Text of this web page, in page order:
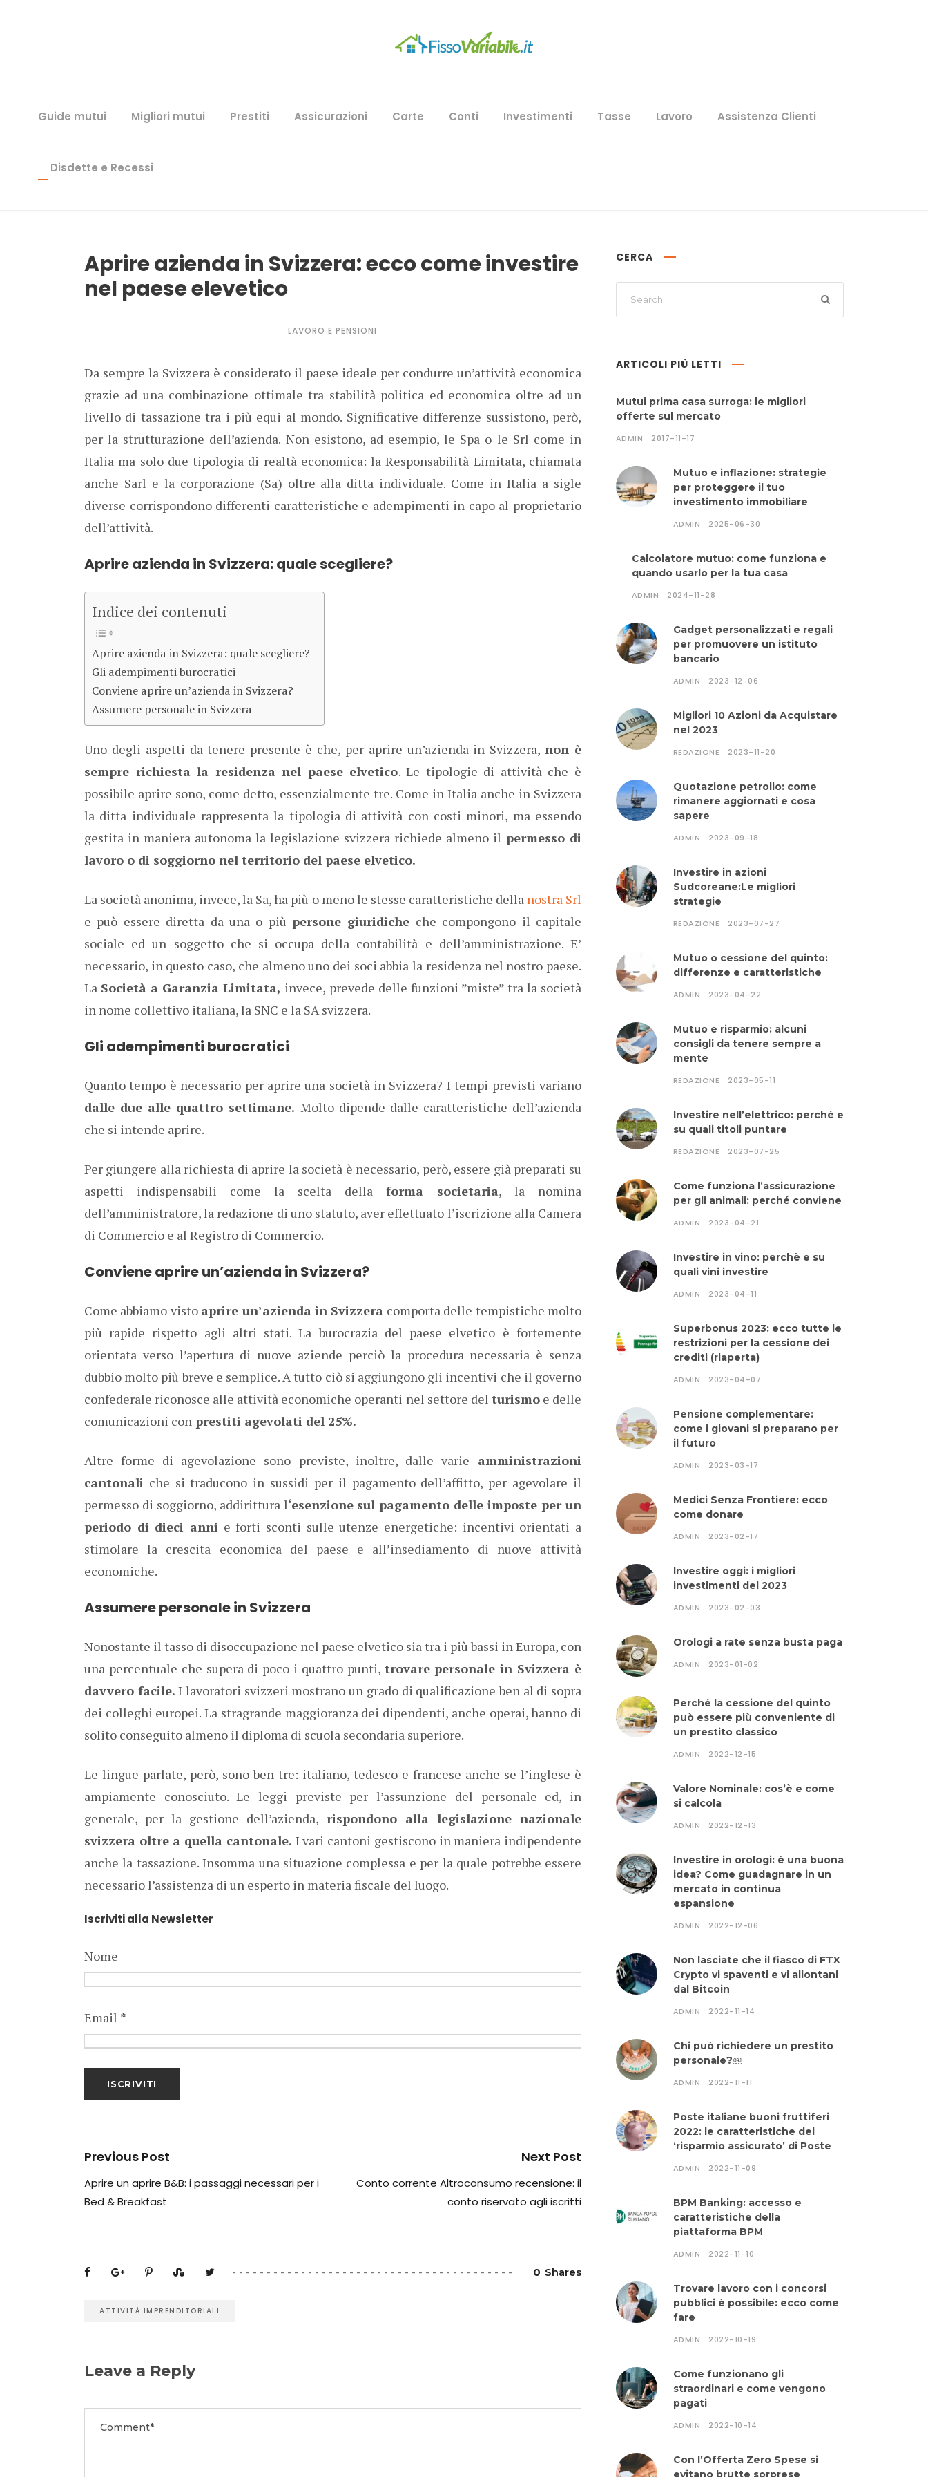
Guide mutui Migliori mutui Prestiti Assicurazioni Carte Conti Investimenti Tasse Lavoro Assistenza Clienti
Disdette e Recessi
Aprire azienda in Svizzera: ecco come investire
nel paese elevetico
LAVORO E PENSIONI
Da sempre la Svizzera è considerato il paese ideale per condurre un’attività economica
grazie ad una combinazione ottimale tra stabilità politica ed economica oltre ad un
livello di tassazione tra i più equi al mondo. Significative differenze sussistono, però,
per la strutturazione dell’azienda. Non esistono, ad esempio, le Spa o le Srl come in
Italia ma solo due tipologia di realtà economica: la Responsabilità Limitata, chiamata
anche Sarl e la corporazione (Sa) oltre alla ditta individuale. Come in Italia a sigle
diverse corrispondono differenti caratteristiche e adempimenti in capo al proprietario
dell’attività.
Aprire azienda in Svizzera: quale scegliere?
Indice dei contenuti
Aprire azienda in Svizzera: quale scegliere?
Gli adempimenti burocratici
Conviene aprire un’azienda in Svizzera?
Assumere personale in Svizzera
Uno degli aspetti da tenere presente è che, per aprire un’azienda in Svizzera, non è
sempre richiesta la residenza nel paese elvetico. Le tipologie di attività che è
possibile aprire sono, come detto, essenzialmente tre. Come in Italia anche in Svizzera
la ditta individuale rappresenta la tipologia di attività con costi minori, ma essendo
gestita in maniera autonoma la legislazione svizzera richiede almeno il permesso di
lavoro o di soggiorno nel territorio del paese elvetico.
La società anonima, invece, la Sa, ha più o meno le stesse caratteristiche della nostra Srl
e può essere diretta da una o più persone giuridiche che compongono il capitale
sociale ed un soggetto che si occupa della contabilità e dell’amministrazione. E’
necessario, in questo caso, che almeno uno dei soci abbia la residenza nel nostro paese.
La Società a Garanzia Limitata, invece, prevede delle funzioni ”miste” tra la società
in nome collettivo italiana, la SNC e la SA svizzera.
Gli adempimenti burocratici
Quanto tempo è necessario per aprire una società in Svizzera? I tempi previsti variano
dalle due alle quattro settimane. Molto dipende dalle caratteristiche dell’azienda
che si intende aprire.
Per giungere alla richiesta di aprire la società è necessario, però, essere già preparati su
aspetti indispensabili come la scelta della forma societaria, la nomina
dell’amministratore, la redazione di uno statuto, aver effettuato l’iscrizione alla Camera
di Commercio e al Registro di Commercio.
Conviene aprire un’azienda in Svizzera?
Come abbiamo visto aprire un’azienda in Svizzera comporta delle tempistiche molto
più rapide rispetto agli altri stati. La burocrazia del paese elvetico è fortemente
orientata verso l’apertura di nuove aziende perciò la procedura necessaria è senza
dubbio molto più breve e semplice. A tutto ciò si aggiungono gli incentivi che il governo
confederale riconosce alle attività economiche operanti nel settore del turismoe delle
comunicazioni con prestiti agevolati del 25%.
Altre forme di agevolazione sono previste, inoltre, dalle varie amministrazioni
cantonali che si traducono in sussidi per il pagamento dell’affitto, per agevolare il
permesso di soggiorno, addirittura l‘esenzione sul pagamento delle imposte per un
periodo di dieci anni e forti sconti sulle utenze energetiche: incentivi orientati a
stimolare la crescita economica del paese e all’insediamento di nuove attività
economiche.
Assumere personale in Svizzera
Nonostante il tasso di disoccupazione nel paese elvetico sia tra i più bassi in Europa, con
una percentuale che supera di poco i quattro punti, trovare personale in Svizzera è
davvero facile. I lavoratori svizzeri mostrano un grado di qualificazione ben al di sopra
dei colleghi europei. La stragrande maggioranza dei dipendenti, anche operai, hanno di
solito conseguito almeno il diploma di scuola secondaria superiore.
Le lingue parlate, però, sono ben tre: italiano, tedesco e francese anche se l’inglese è
ampiamente conosciuto. Le leggi previste per l’assunzione del personale ed, in
generale, per la gestione dell’azienda, rispondono alla legislazione nazionale
svizzera oltre a quella cantonale. I vari cantoni gestiscono in maniera indipendente
anche la tassazione. Insomma una situazione complessa e per la quale potrebbe essere
necessario l’assistenza di un esperto in materia fiscale del luogo.
Iscriviti alla Newsletter
Nome
Email *
Previous Post
Aprire un aprire B&B: i passaggi necessari per i
Bed & Breakfast
Next Post
Conto corrente Altroconsumo recensione: il
conto riservato agli iscritti
0 Shares
ATTIVITÀ IMPRENDITORIALI
Leave a Reply
CERCA
ARTICOLI PIÙ LETTI
Mutui prima casa surroga: le migliori
offerte sul mercato
ADMIN 2017-11-17
Mutuo e inflazione: strategie
per proteggere il tuo
investimento immobiliare
ADMIN 2025-06-30
Calcolatore mutuo: come funziona e
quando usarlo per la tua casa
ADMIN 2024-11-28
Gadget personalizzati e regali
per promuovere un istituto
bancario
ADMIN 2023-12-06
Migliori 10 Azioni da Acquistare
nel 2023
REDAZIONE 2023-11-20
Quotazione petrolio: come
rimanere aggiornati e cosa
sapere
ADMIN 2023-09-18
Investire in azioni
Sudcoreane:Le migliori
strategie
REDAZIONE 2023-07-27
Mutuo o cessione del quinto:
differenze e caratteristiche
ADMIN 2023-04-22
Mutuo e risparmio: alcuni
consigli da tenere sempre a
mente
REDAZIONE 2023-05-11
Investire nell’elettrico: perché e
su quali titoli puntare
REDAZIONE 2023-07-25
Come funziona l’assicurazione
per gli animali: perché conviene
ADMIN 2023-04-21
Investire in vino: perchè e su
quali vini investire
ADMIN 2023-04-11
Superbonus 2023: ecco tutte le
restrizioni per la cessione dei
crediti (riaperta)
ADMIN 2023-04-07
Pensione complementare:
come i giovani si preparano per
il futuro
ADMIN 2023-03-17
Medici Senza Frontiere: ecco
come donare
ADMIN 2023-02-17
Investire oggi: i migliori
investimenti del 2023
ADMIN 2023-02-03
Orologi a rate senza busta paga
ADMIN 2023-01-02
Perché la cessione del quinto
può essere più conveniente di
un prestito classico
ADMIN 2022-12-15
Valore Nominale: cos’è e come
si calcola
ADMIN 2022-12-13
Investire in orologi: è una buona
idea? Come guadagnare in un
mercato in continua
espansione
ADMIN 2022-12-06
Non lasciate che il fiasco di FTX
Crypto vi spaventi e vi allontani
dal Bitcoin
ADMIN 2022-11-14
Chi può richiedere un prestito
personale?￼
ADMIN 2022-11-11
Poste italiane buoni fruttiferi
2022: le caratteristiche del
‘risparmio assicurato’ di Poste
ADMIN 2022-11-09
BPM Banking: accesso e
caratteristiche della
piattaforma BPM
ADMIN 2022-11-10
Trovare lavoro con i concorsi
pubblici è possibile: ecco come
fare
ADMIN 2022-10-19
Come funzionano gli
straordinari e come vengono
pagati
ADMIN 2022-10-14
Con l’Offerta Zero Spese si
evitano brutte sorprese